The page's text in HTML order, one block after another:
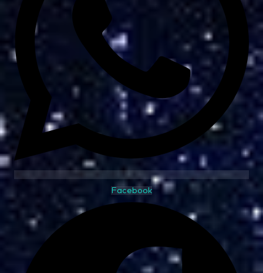
Facebook